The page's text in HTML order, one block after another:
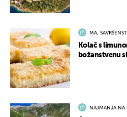
MA,
Kolač s
božanstvenu
NAJMANJA NA